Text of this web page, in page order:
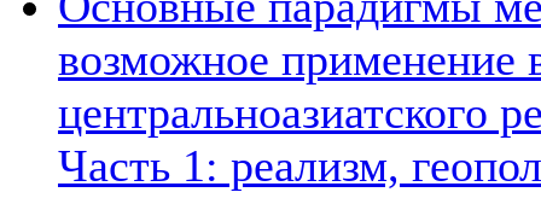
возможное применение
центральноазиатского
Часть 1: реализм,